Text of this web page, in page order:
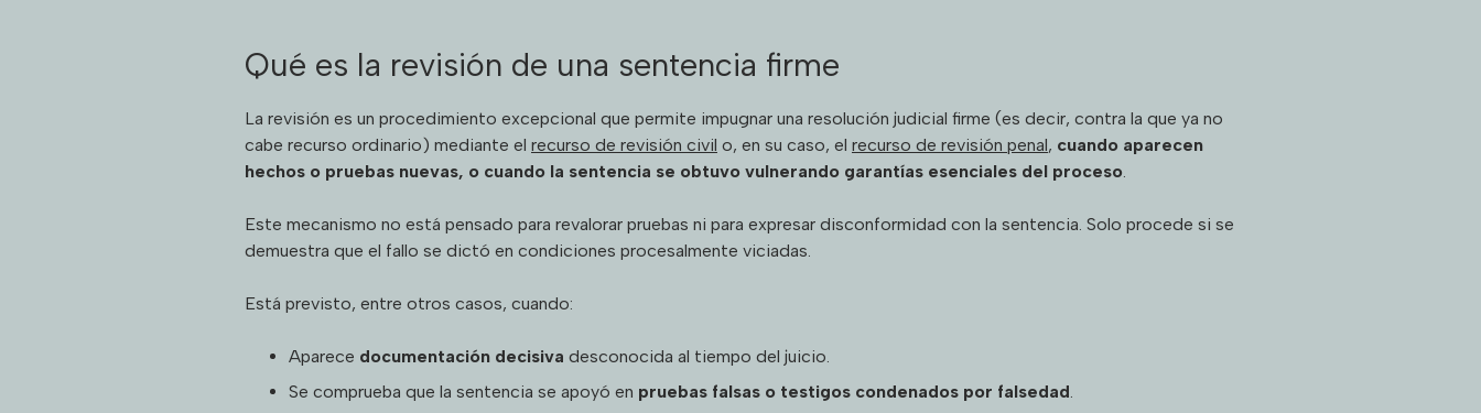
Qué es la revisión de una sentencia firme
La revisión es un procedimiento excepcional que permite impugnar una resolución judicial firme (es decir, contra la que ya no
cabe recurso ordinario) mediante el recurso de revisión civil o, en su caso, el recurso de revisión penal, cuando aparecen
hechos o pruebas nuevas, o cuando la sentencia se obtuvo vulnerando garantías esenciales del proceso
Este mecanismo no está pensado para revalorar pruebas ni para expresar disconformidad con la sentencia. Solo procede si se
demuestra que el fallo se dictó en condiciones procesalmente viciadas.
Está previsto, entre otros casos, cuando:
Aparece documentación decisiva desconocida al tiempo del juicio.
Se comprueba que la sentencia se apoyó en pruebas falsas o testigos condenados por falsedad